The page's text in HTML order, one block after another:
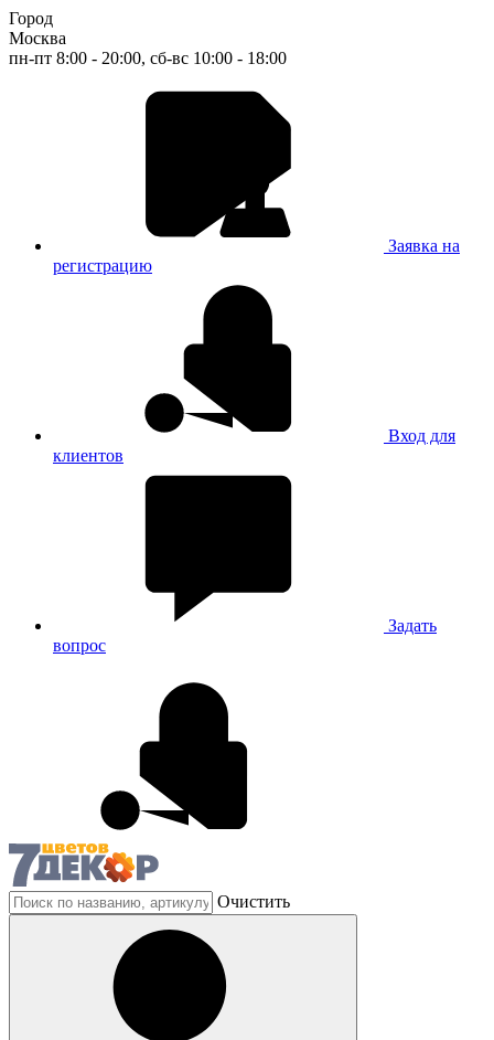
Город
Москва
пн-пт 8:00 - 20:00, сб-вс 10:00 - 18:00
Заявка на
регистрацию
Вход для
клиентов
Задать
вопрос
Очистить